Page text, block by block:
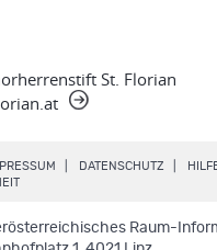
St. Florian
DATENSCHUTZ
.
Raum-